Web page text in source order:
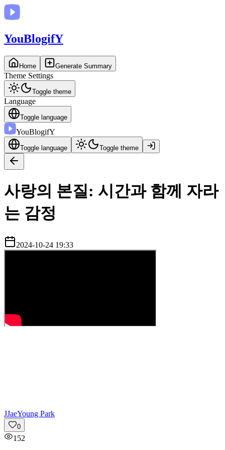
YouBlogifY
Home Generate Summary
Theme Settings
Toggle theme
Language
Toggle language
YouBlogifY
Toggle language Toggle theme
사랑의 본질: 시간과 함께 자라
는 감정
2024-10-24 19:33
JJaeYoung Park
0
152